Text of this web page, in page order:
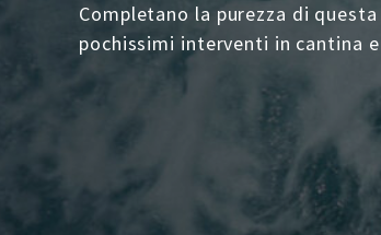
Completano la purezza di
pochissimi interventi in cantina